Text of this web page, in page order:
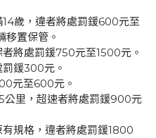
歲，違者將處罰鍰600元至
移置保管。
將處罰鍰750元至1500元。
鍰300元。
元至600元。
公里，超速者將處罰鍰900元
規格，違者將處罰鍰1800